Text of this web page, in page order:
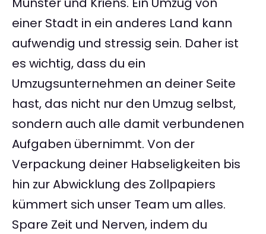
einer Stadt in ein anderes Land kann
aufwendig und stressig sein. Daher ist
es wichtig, dass du ein
Umzugsunternehmen an deiner Seite
hast, das nicht nur den Umzug selbst,
sondern auch alle damit verbundenen
Aufgaben übernimmt. Von der
Verpackung deiner Habseligkeiten bis
hin zur Abwicklung des Zollpapiers
kümmert sich unser Team um alles.
Spare Zeit und Nerven, indem du